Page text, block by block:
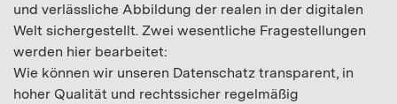
und verlässliche Abbildung der realen in der digitalen
Welt sichergestellt. Zwei wesentliche Fragestellungen
werden hier bearbeitet:
Wie können wir unseren Datenschatz transparent, in
hoher Qualität und rechtssicher regelmäßig